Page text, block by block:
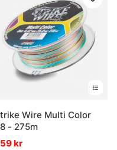
Wire Multi Color
- 275m
kr